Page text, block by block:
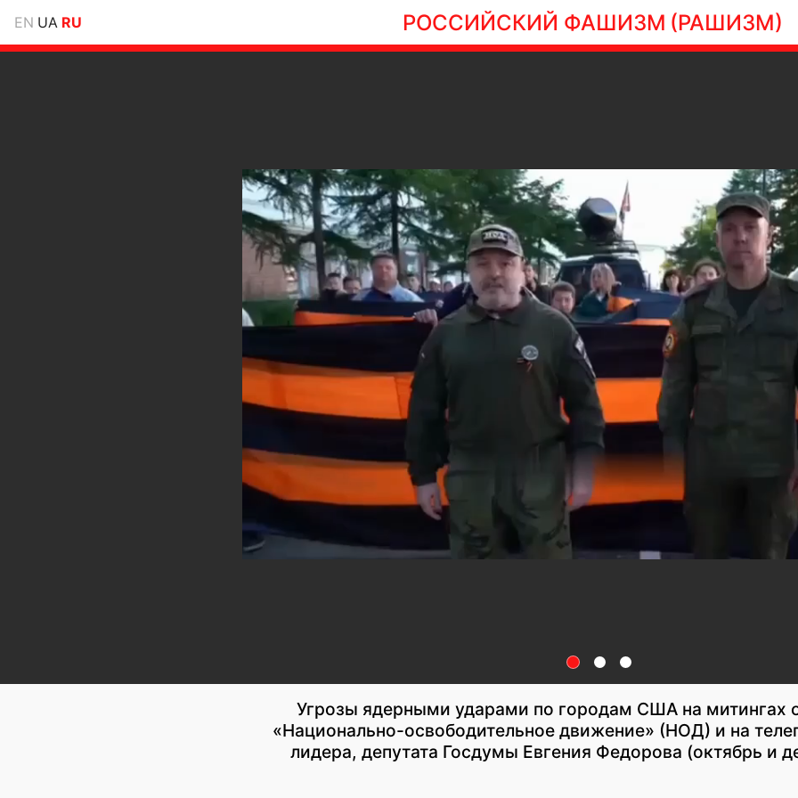
EN UA RU РОССИЙСКИЙ ФАШИЗМ (РАШИЗМ)
Угрозы ядерными ударами по городам США на митингах
«Национально-освободительное движение» (НОД) и на
лидера, депутата Госдумы Евгения Федорова (октябрь и